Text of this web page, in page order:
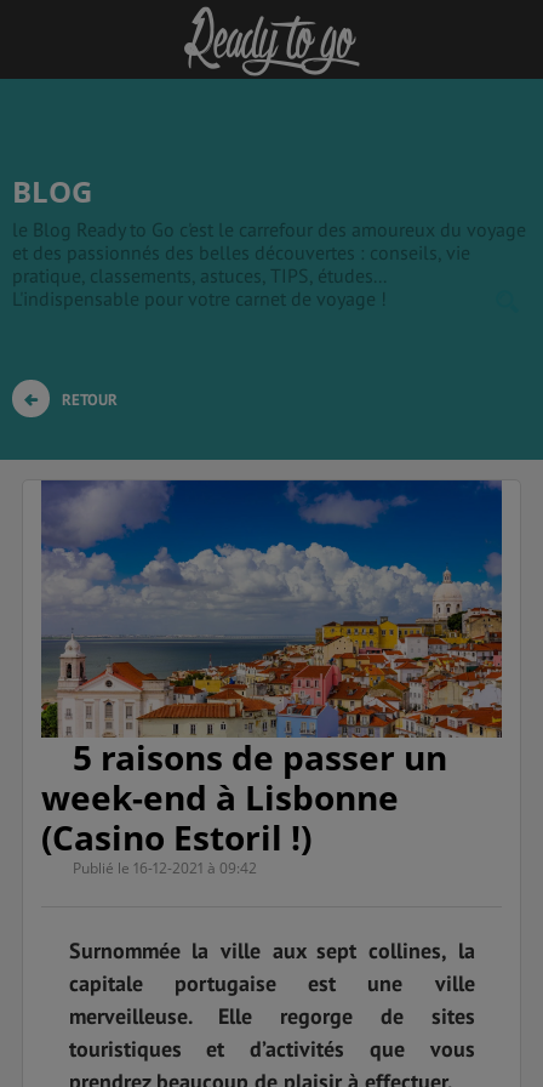
BLOG
le Blog Ready to Go c'est le carrefour des amoureux du voyage
et des passionnés des belles découvertes : conseils, vie
pratique, classements, astuces, TIPS, études...
L'indispensable pour votre carnet de voyage !
RETOUR
5 raisons de passer un
week-end à Lisbonne
(Casino Estoril !)
Publié le 16-12-2021 à 09:42
Surnommée la ville aux sept collines, la
capitale portugaise est une ville
merveilleuse. Elle regorge de sites
touristiques et d’activités que vous